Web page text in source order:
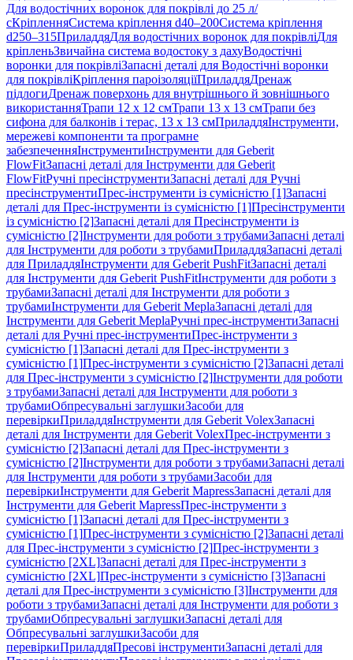
Для водостічних воронок для покрівлі до 25 л/
сКріпленняСистема кріплення d40–200Система кріплення
d250–315ПриладдяДля водостічних воронок для покрівліДля
кріпленьЗвичайна система водостоку з дахуВодостічні
воронки для покрівліЗапасні деталі для Водостічні воронки
для покрівліКріплення пароізоляціїПриладдяДренаж
підлогиДренаж поверхонь для внутрішнього й зовнішнього
використанняТрапи 12 x 12 смТрапи 13 x 13 смТрапи без
сифона для балконів і терас, 13 x 13 смПриладдяІнструменти,
мережеві компоненти та програмне
забезпеченняІнструментиІнструменти для Geberit
FlowFitЗапасні деталі для Інструменти для Geberit
FlowFitРучні пресінструментиЗапасні деталі для Ручні
пресінструментиПрес-інструменти із сумісністю [1]Запасні
деталі для Прес-інструменти із сумісністю [1]Пресінструменти
із сумісністю [2]Запасні деталі для Пресінструменти із
сумісністю [2]Інструменти для роботи з трубамиЗапасні деталі
для Інструменти для роботи з трубамиПриладдяЗапасні деталі
для ПриладдяІнструменти для Geberit PushFitЗапасні деталі
для Інструменти для Geberit PushFitІнструменти для роботи з
трубамиЗапасні деталі для Інструменти для роботи з
трубамиІнструменти для Geberit MeplaЗапасні деталі для
Інструменти для Geberit MeplaРучні прес-інструментиЗапасні
деталі для Ручні прес-інструментиПрес-інструменти з
сумісністю [1]Запасні деталі для Прес-інструменти з
сумісністю [1]Прес-інструменти з сумісністю [2]Запасні деталі
для Прес-інструменти з сумісністю [2]Інструменти для роботи
з трубамиЗапасні деталі для Інструменти для роботи з
трубамиОбпресувальні заглушкиЗасоби для
перевіркиПриладдяІнструменти для Geberit VolexЗапасні
деталі для Інструменти для Geberit VolexПрес-інструменти з
сумісністю [2]Запасні деталі для Прес-інструменти з
сумісністю [2]Інструменти для роботи з трубамиЗапасні деталі
для Інструменти для роботи з трубамиЗасоби для
перевіркиІнструменти для Geberit MapressЗапасні деталі для
Інструменти для Geberit MapressПрес-інструменти з
сумісністю [1]Запасні деталі для Прес-інструменти з
сумісністю [1]Прес-інструменти з сумісністю [2]Запасні деталі
для Прес-інструменти з сумісністю [2]Прес-інструменти з
сумісністю [2XL]Запасні деталі для Прес-інструменти з
сумісністю [2XL]Прес-інструменти з сумісністю [3]Запасні
деталі для Прес-інструменти з сумісністю [3]Інструменти для
роботи з трубамиЗапасні деталі для Інструменти для роботи з
трубамиОбпресувальні заглушкиЗапасні деталі для
Обпресувальні заглушкиЗасоби для
перевіркиПриладдяПресові інструментиЗапасні деталі для